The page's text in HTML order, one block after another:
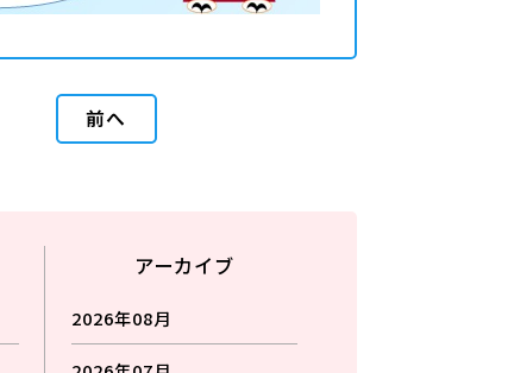
前へ
アーカイブ
2026年08月